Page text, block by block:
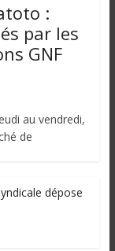
:
par les
GNF
au vendredi,
de
dépose